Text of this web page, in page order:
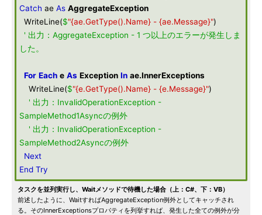
Catch ae As AggregateException
WriteLine($"{ae.GetType().Name} - {ae.Message}")
' 出力：AggregateException - 1 つ以上のエラーが発生しま
した。
For Each e As Exception In ae.InnerExceptions
WriteLine($"{e.GetType().Name} - {e.Message}")
' 出力：InvalidOperationException -
SampleMethod1Asyncの例外
' 出力：InvalidOperationException -
SampleMethod2Asyncの例外
Next
End Try
タスクを並列実行し、Waitメソッドで待機した場合（上：C#、下：VB）
前述したように、WaitすればAggregateException例外としてキャッチされ
る。そのInnerExceptionsプロパティを列挙すれば、発生した全ての例外が分